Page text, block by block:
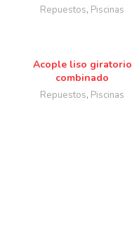
Repuestos, Piscinas
Acople liso giratorio
combinado
Repuestos, Piscinas